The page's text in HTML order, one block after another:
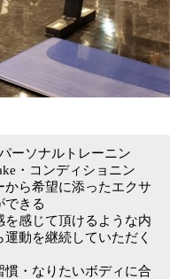
ーソナルトレーニン
・コンディショニン
ら希望に添ったエクサ
できる
感じて頂けるような内
動を継続していただく
・なりたいボディに合